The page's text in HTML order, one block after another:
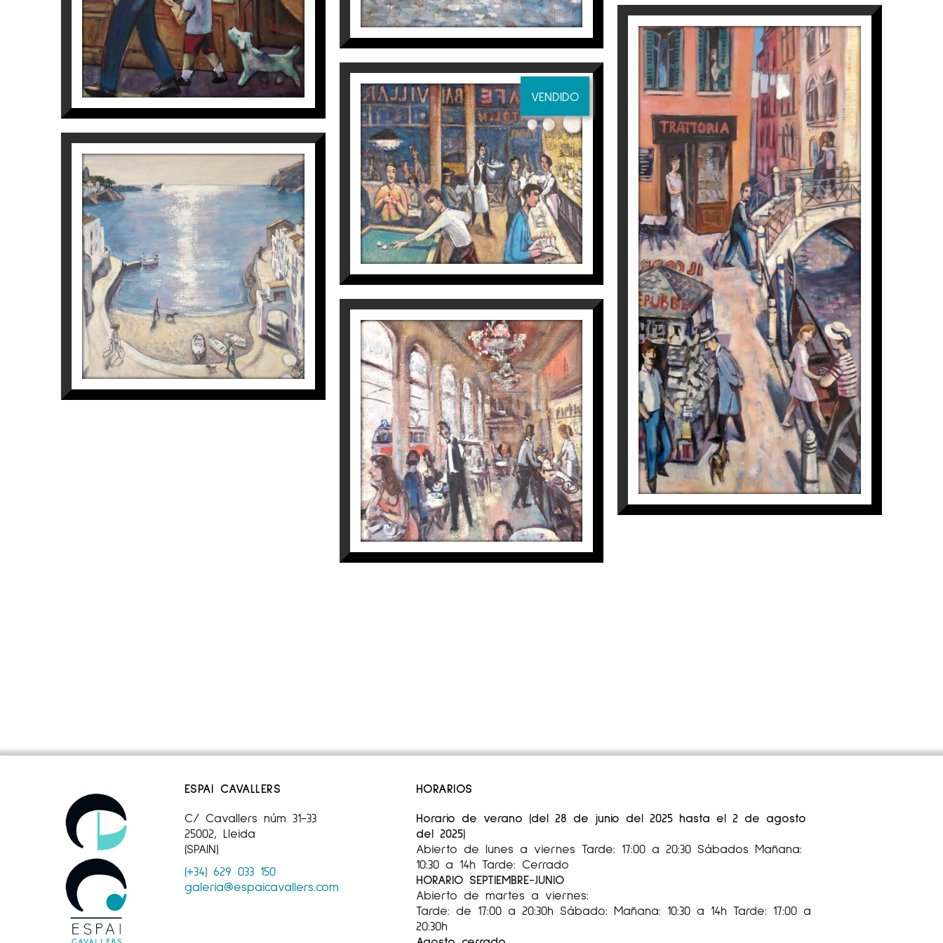
Para más información del Pintor
Ramon Moscardó aEspai Cavallers Gallery
BON DIA MAR
Ramon Moscardó
950€
VENDIDO
EL VELÒDROM
Ramon Moscardó
1.280€
ESPERANT EL 22
Ramon Moscardó
900€
VENECIA, CAMI DE LA
FERROVIA
Ramon Moscardó
2.580€
ESPAI CAVALLERS
C/ Cavallers núm 31-33
25002, Lleida
(SPAIN)
(+34) 629 033 150
galeria@espaicavallers.com
HORARIOS
Horario de verano (del 28 de junio del 2025 hasta el 2 de agosto
del 2025)
Abierto de lunes a viernes Tarde: 17:00 a 20:30 Sábados Mañana:
10:30 a 14h Tarde: Cerrado
HORARIO SEPTIEMBRE-JUNIO
Abierto de martes a viernes:
Tarde: de 17:00 a 20:30h Sábado: Mañana: 10:30 a 14h Tarde: 17:00 a
20:30h